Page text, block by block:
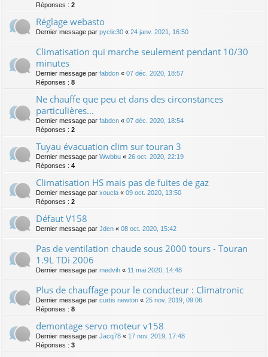
Réponses : 2
Réglage webasto
Dernier message par pyclic30 « 24 janv. 2021, 16:50
Climatisation qui marche seulement pendant 10/30
minutes
Dernier message par fabdcn « 07 déc. 2020, 18:57
Réponses : 8
Ne chauffe que peu et dans des circonstances
particulières...
Dernier message par fabdcn « 07 déc. 2020, 18:54
Réponses : 2
Tuyau évacuation clim sur touran 3
Dernier message par Wwbbu « 26 oct. 2020, 22:19
Réponses : 4
Climatisation HS mais pas de fuites de gaz
Dernier message par xoucla « 09 oct. 2020, 13:50
Réponses : 2
Défaut V158
Dernier message par Jden « 08 oct. 2020, 15:42
Pas de ventilation chaude sous 2000 tours - Touran
1.9L TDi 2006
Dernier message par medvih « 11 mai 2020, 14:48
Plus de chauffage pour le conducteur : Climatronic
Dernier message par curtis newton « 25 nov. 2019, 09:06
Réponses : 8
demontage servo moteur v158
Dernier message par Jacq78 « 17 nov. 2019, 17:48
Réponses : 3